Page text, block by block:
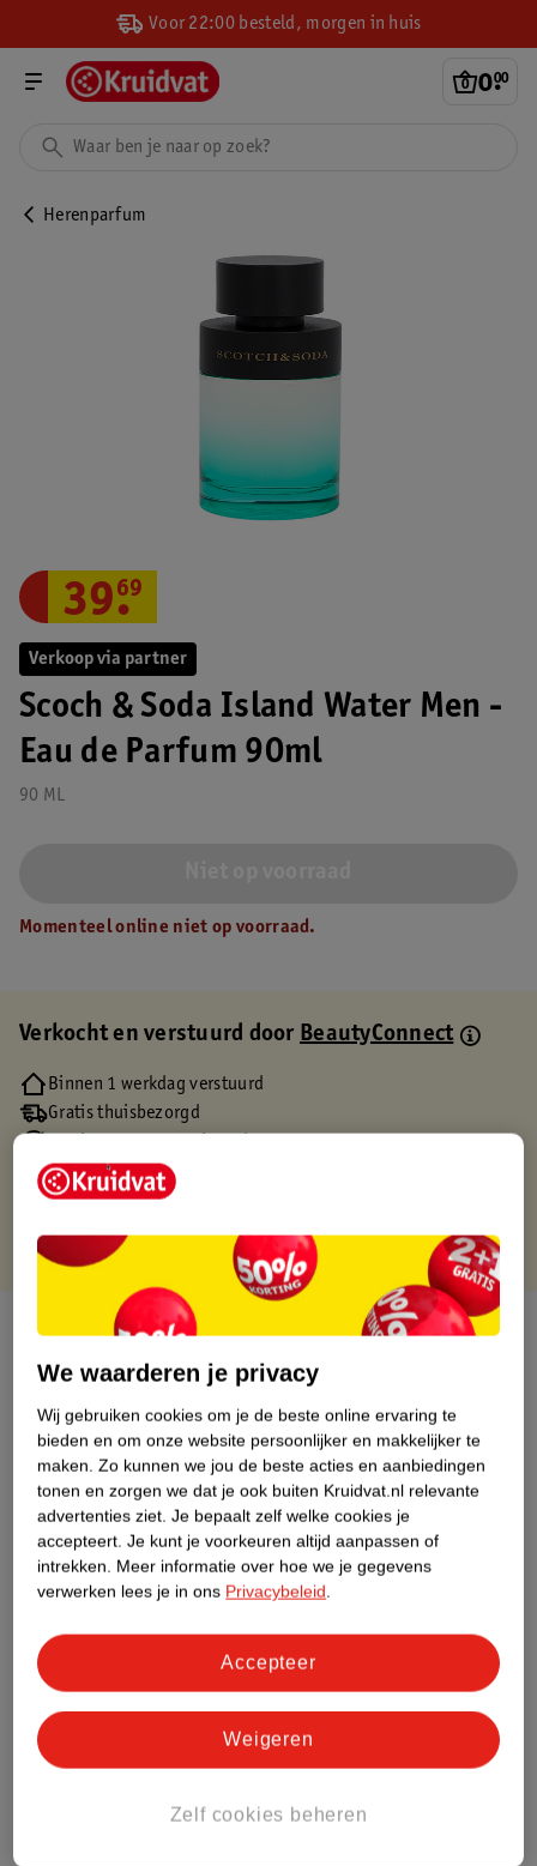
Voor 22:00 besteld, morgen in huis
0.
00
Herenparfum
Verkoop via partner
Scoch & Soda Island Water Men -
Eau de Parfum 90ml
90 ML
39.
69
Momenteel online niet op voorraad.
Verkocht en verstuurd doorBeautyConnect
Binnen 1 werkdag verstuurd
Gratis thuisbezorgd
Gratis punten met je Kruidvat kaart
Over dit product
Productinformatie
Nature Impact Score
Dit product heeft (nog) geen Nature
Impact Score.
Meer informatie
Bestel & Bezorginformatie
Bekijk ook
We waarderen je privacy
Wij gebruiken cookies om je de beste online ervaring te
bieden en om onze website persoonlijker en makkelijker te
maken. Zo kunnen we jou de beste acties en aanbiedingen
tonen en zorgen we dat je ook buiten Kruidvat.nl relevante
advertenties ziet. Je bepaalt zelf welke cookies je
accepteert. Je kunt je voorkeuren altijd aanpassen of
intrekken. Meer informatie over hoe we je gegevens
verwerken lees je in ons Privacybeleid.
Zelf cookies beheren
Weigeren
Accepteer